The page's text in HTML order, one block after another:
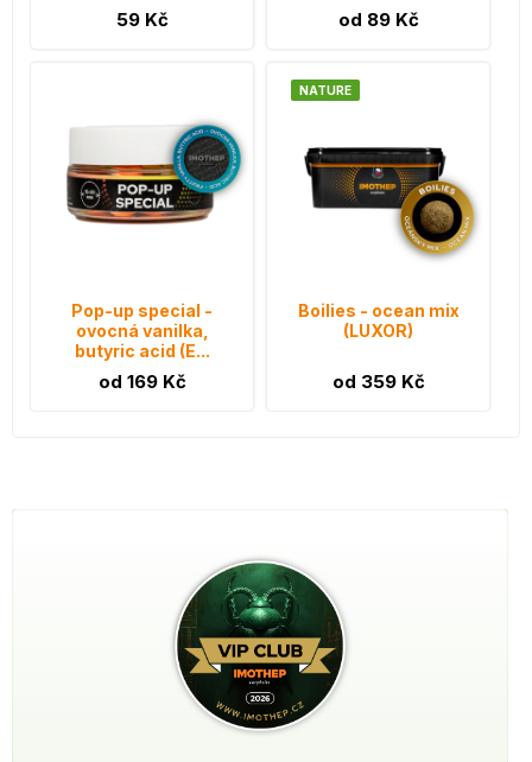
59 Kč od 89 Kč
Pop-up special -
ovocná vanilka,
butyric acid (E...
od 169 Kč
NATURE
Boilies - ocean mix
(LUXOR)
od 359 Kč